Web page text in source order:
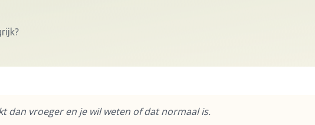
dan vroeger en je wil weten of dat normaal is.